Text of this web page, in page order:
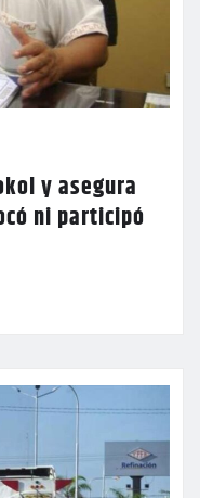
y asegura
ni participó